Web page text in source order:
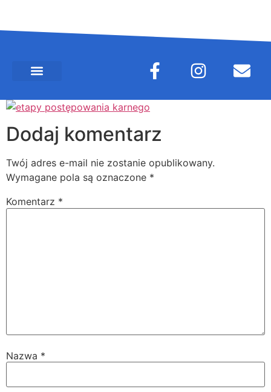
Dodaj komentarz
Twój adres e-mail nie zostanie opublikowany.
Wymagane pola są oznaczone *
Komentarz *
Nazwa *